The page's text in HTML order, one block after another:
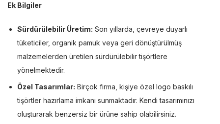
Ek Bilgiler
Sürdürülebilir Üretim: Son yıllarda, çevreye duyarlı
tüketiciler, organik pamuk veya geri dönüştürülmüş
malzemelerden üretilen sürdürülebilir tişörtlere
yönelmektedir.
Özel Tasarımlar: Birçok firma, kişiye özel logo baskılı
tişörtler hazırlama imkanı sunmaktadır. Kendi tasarımınızı
oluşturarak benzersiz bir ürüne sahip olabilirsiniz.